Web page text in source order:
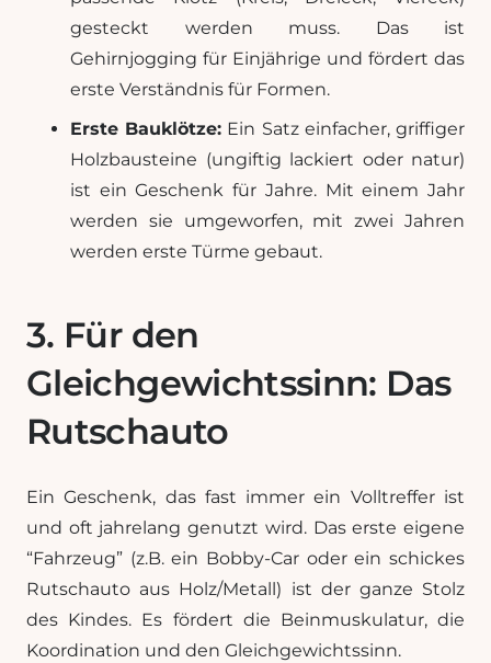
gesteckt werden muss. Das ist
Gehirnjogging für Einjährige und fördert das
erste Verständnis für Formen.
Erste Bauklötze: Ein Satz einfacher, griffiger
Holzbausteine (ungiftig lackiert oder natur)
ist ein Geschenk für Jahre. Mit einem Jahr
werden sie umgeworfen, mit zwei Jahren
werden erste Türme gebaut.
3. Für den
Gleichgewichtssinn: Das
Rutschauto
Ein Geschenk, das fast immer ein Volltreffer ist
und oft jahrelang genutzt wird. Das erste eigene
“Fahrzeug” (z.B. ein Bobby-Car oder ein schickes
Rutschauto aus Holz/Metall) ist der ganze Stolz
des Kindes. Es fördert die Beinmuskulatur, die
Koordination und den Gleichgewichtssinn.